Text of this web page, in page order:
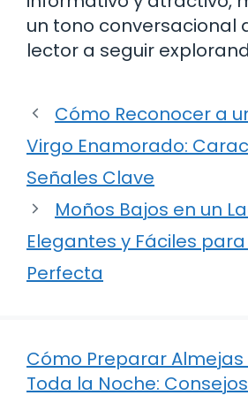
un tono conversacional
lector a seguir
Cómo Reconocer a
Virgo Enamorado:
Señales Clave
Moños Bajos en un
Elegantes y Fáciles para
Perfecta
Cómo Preparar Almejas
Toda la Noche: